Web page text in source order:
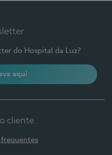
do Hospital da Luz?
aqui
cliente
frequentes